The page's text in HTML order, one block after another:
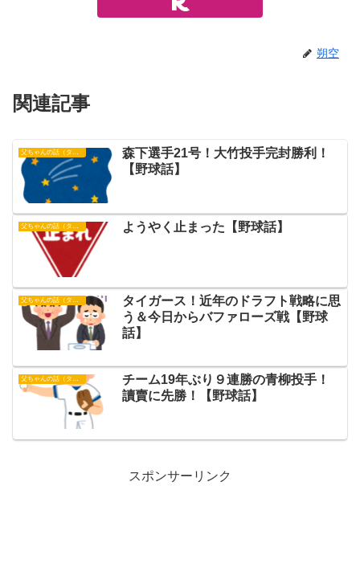
朔空
関連記事
父ちゃんの話（タイガース）
森下選手21号！大竹投手完封勝利！
【野球話】
父ちゃんの話（タイガース） ようやく止まった【野球話】
父ちゃんの話（タイガース）
タイガース！近年のドラフト戦略に思
う＆今日からバファローズ戦【野球
話】
チーム19年ぶり９連勝の青柳投手！
讀賣に先勝！【野球話】
スポンサーリンク